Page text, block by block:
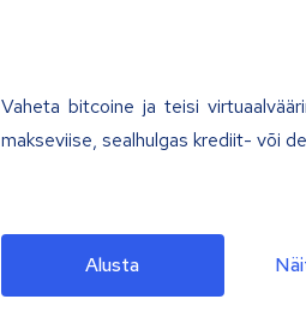
Vaheta bitcoine ja teisi
makseviise, sealhulgas krediit- või
Alusta